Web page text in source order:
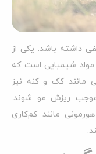
داشته باشد. یکی از
مواد شیمیایی است که
مانند کک و کنه نیز
موجب ریزش مو شوند.
مانند کم‌کاری